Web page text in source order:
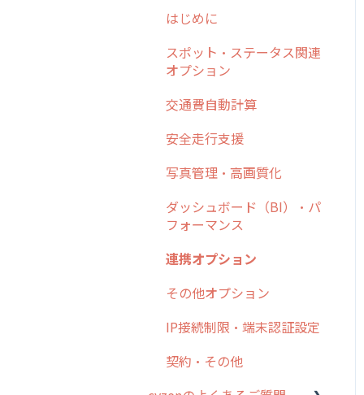
ステム管理者編
テム管理者編
6. 基本的な使い方：ユー
問集
ための設定
10.ユーザー向けおすすめ
ステータス・主観
報告書・行動種別
勤怠管理
活動通知
パフォーマンス
スポット
報告閲覧
メッセージ
パフォーマンス
外部リンク
お知らせ
設定
勤怠管理
予定管理
メッセージ機能
活動通知
内線電話
商品
各種設定・ログイン
はじめに
スポット・ステータス関連
オプション
交通費自動計算
安全走行支援
写真管理・高画質化
ダッシュボード（BI）・パ
フォーマンス
連携オプション
その他オプション
IP接続制限・端末認証設定
契約・その他